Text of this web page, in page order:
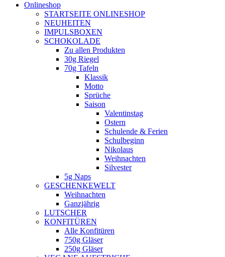
opensOnlineshop
STARTSEITE ONLINESHOP
NEUHEITEN
IMPULSBOXEN
SCHOKOLADE
Zu allen Produkten
30g Riegel
70g Tafeln
Klassik
Motto
Sprüche
Saison
Valentinstag
Ostern
Schulende & Ferien
Schulbeginn
Nikolaus
Weihnachten
Silvester
5g Naps
GESCHENKEWELT
Weihnachten
Ganzjährig
LUTSCHER
KONFITÜREN
Alle Konfitüren
750g Gläser
250g Gläser